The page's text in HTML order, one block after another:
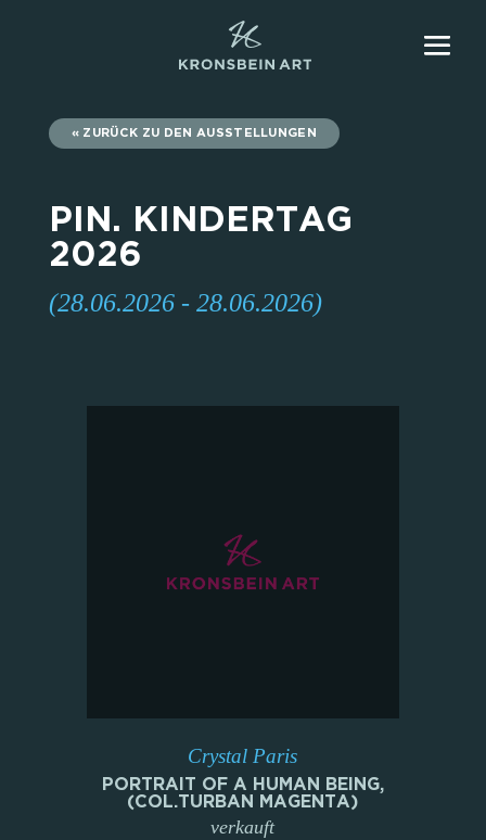
ZURÜCK ZU DEN AUSSTELLUNGEN
PIN. KINDERTAG
2026
(28.06.2026 - 28.06.2026)
Crystal Paris
PORTRAIT OF A HUMAN BEING,
(COL.TURBAN MAGENTA)
verkauft